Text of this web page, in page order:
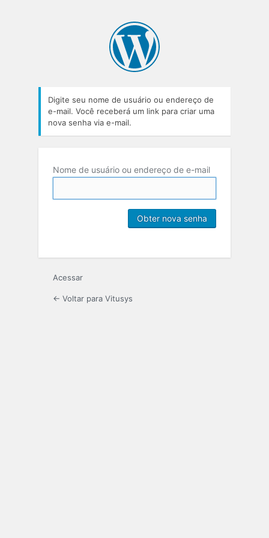
Digite seu nome de usuário ou endereço de
e-mail. Você receberá um link para criar uma
nova senha via e-mail.
Nome de usuário ou endereço de e-mail
Acessar
← Voltar para Vitusys